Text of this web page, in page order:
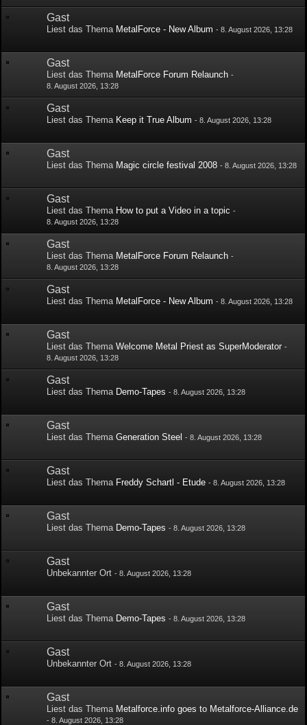
Gast
Liest das Thema MetalForce - New Album -8. August 2026, 13:28
Gast
Liest das Thema MetalForce Forum Relaunch -
8. August 2026, 13:28
Gast
Liest das Thema Keep it True Album -8. August 2026, 13:28
Gast
Liest das Thema Magic circle festival 2008 -8. August 2026, 13:28
Gast
Liest das Thema How to put a Video in a topic -
8. August 2026, 13:28
Gast
Liest das Thema MetalForce Forum Relaunch -
8. August 2026, 13:28
Gast
Liest das Thema MetalForce - New Album -8. August 2026, 13:28
Gast
Liest das ThemaWelcome Metal Priest as SuperModerator -
8. August 2026, 13:28
Gast
Liest das Thema Demo-Tapes -8. August 2026, 13:28
Gast
Liest das ThemaGeneration Steel -8. August 2026, 13:28
Gast
Liest das Thema Freddy Schartl - Etude -8. August 2026, 13:28
Gast
Liest das Thema Demo-Tapes -8. August 2026, 13:28
Gast
Unbekannter Ort-8. August 2026, 13:28
Gast
Liest das Thema Demo-Tapes -8. August 2026, 13:28
Gast
Unbekannter Ort-8. August 2026, 13:28
Gast
Liest das Thema Metalforce.info goes to Metalforce-Alliance.de
-8. August 2026, 13:28